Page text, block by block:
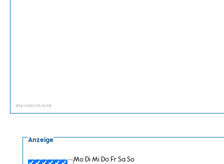
SPlan V0.86.1 7/8/26 11:18
Anzeige
Mo Di Mi Do Fr Sa So